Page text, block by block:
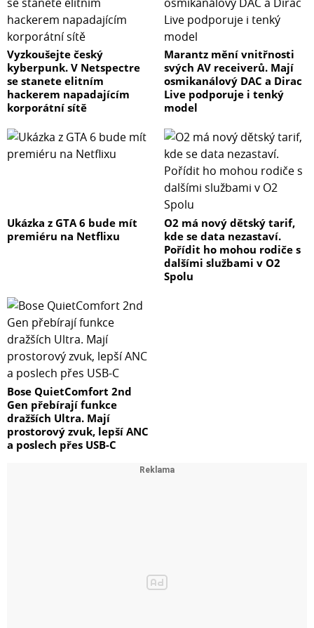
Vyzkoušejte český
kyberpunk. V Netspectre
se stanete elitním
hackerem napadajícím
korporátní sítě
Marantz mění vnitřnosti
svých AV receiverů. Mají
osmikanálový DAC a Dirac
Live podporuje i tenký
model
Ukázka z GTA 6 bude mít
premiéru na Netflixu
O2 má nový dětský tarif,
kde se data nezastaví.
Pořídit ho mohou rodiče s
dalšími službami v O2
Spolu
Bose QuietComfort 2nd
Gen přebírají funkce
dražších Ultra. Mají
prostorový zvuk, lepší ANC
a poslech přes USB-C